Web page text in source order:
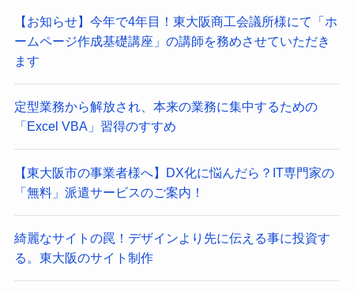
【お知らせ】今年で4年目！東大阪商工会議所様にて「ホ
ームページ作成基礎講座」の講師を務めさせていただき
ます
定型業務から解放され、本来の業務に集中するための
「Excel VBA」習得のすすめ
【東大阪市の事業者様へ】DX化に悩んだら？IT専門家の
「無料」派遣サービスのご案内！
綺麗なサイトの罠！デザインより先に伝える事に投資す
る。東大阪のサイト制作